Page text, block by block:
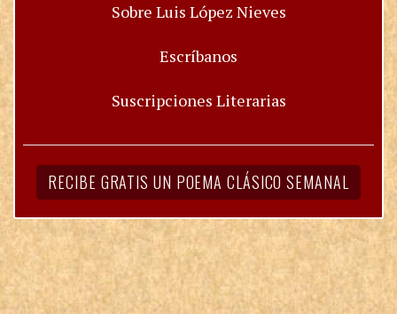
Sobre Luis López Nieves
Escríbanos
Suscripciones Literarias
RECIBE GRATIS UN POEMA CLÁSICO SEMANAL